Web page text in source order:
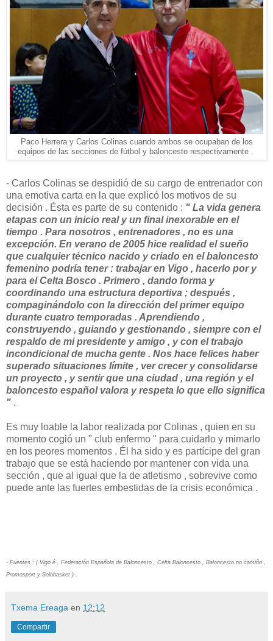
Paco Herrera y Carlos Colinas cuando ambos se ocupaban de los
equipos de las secciones de fútbol y baloncesto respectivamente .
- Carlos Colinas se despidió de su cargo de entrenador con
una emotiva carta en la que explicó los motivos de su
decisión . Ésta es parte de su contenido : " La vida genera
etapas con un inicio real y un final inexorable en el
tiempo . Para nosotros , entrenadores , no es una
excepción. En verano de 2005 hice realidad el sueño
que cualquier técnico nacido y criado en el baloncesto
femenino podría tener : trabajar en Vigo , hacerlo por y
para el Celta Bosco . Primero , dando forma y
coordinando una estructura deportiva ; después ,
compaginándolo con la dirección del primer equipo
durante cuatro temporadas . Aprendiendo ,
construyendo , guiando y gestionando , siempre con el
respaldo de mi presidente y amigo , y con el trabajo
incondicional de mucha gente . Nos hace felices haber
superado situaciones límite , ver crecer y consolidarse
un proyecto , y sentir que una ciudad , una región y el
baloncesto español valora y respeta lo que ello significa
" .
Es muy loable la labor realizada por Colinas , quien en su
momento cogió un " club enfermo " para cuidarlo y mimarlo
en los peores momentos . Él ha sido y es partícipe del gran
trabajo que se está haciendo por mantener con vida una
sección , que al igual que la de atletismo , sobrevive como
puede ante las fuertes embestidas de la crisis económica .
- Fuentes : ( Vigo é , Federación Española de Baloncesto , Celta Baloncesto , Baloncesto no camiño ,
Promosport y Solobasket ) .
Txema Ereaga en 12:12
Compartir